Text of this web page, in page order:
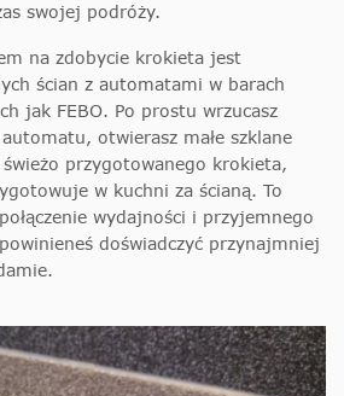
swojej podróży.
na zdobycie krokieta jest
ścian z automatami w barach
jak FEBO. Po prostu wrzucasz
otwierasz małe szklane
przygotowanego krokieta,
w kuchni za ścianą. To
wydajności i przyjemnego
doświadczyć przynajmniej